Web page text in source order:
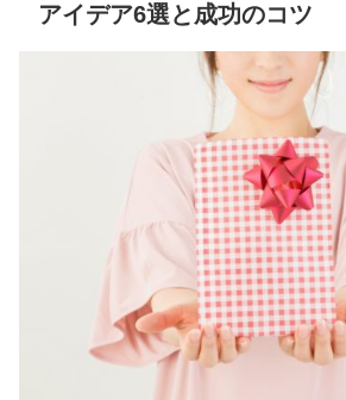
アイデア6選と成功のコツ